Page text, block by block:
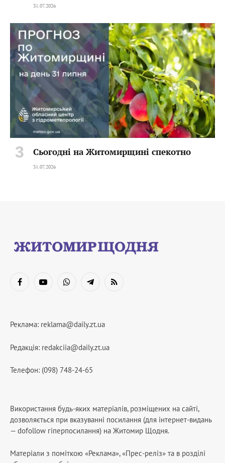
31.07.2026
Сьогодні на Житомирщині спекотно
31.07.2026
FacebookYouTubeWhatsAppTelegramRSS
Реклама: reklama@daily.zt.ua
Редакція: redakciia@daily.zt.ua
Телефон: (098) 748-24-65
Використання будь-яких матеріалів, розміщених на сайті,
дозволяється при вказуванні посилання (для інтернет-видань
— dofollow гіперпосилання) на Житомир Щодня.
Матеріали з поміткою «Реклама», «Прес-реліз» та в розділі